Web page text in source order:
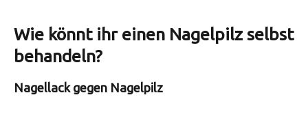
Wie könnt ihr einen Nagelpilz selbst
behandeln?
Nagellack gegen Nagelpilz